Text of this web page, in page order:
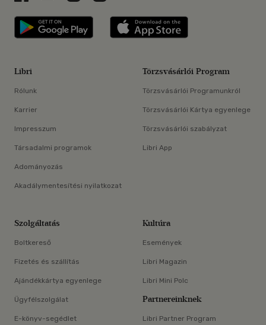
Libri applikáció Szerezd meg: Google
Libri
Rólunk
Karrier
Impresszum
Társadalmi programok
Adományozás
Akadálymentesítési nyilatkozat
Törzsvásárlói Program
Törzsvásárlói Programunkról
Törzsvásárlói Kártya egyenlege
Törzsvásárlói szabályzat
Libri App
Szolgáltatás
Boltkereső
Fizetés és szállítás
Ajándékkártya egyenlege
Ügyfélszolgálat
E-könyv-segédlet
Kultúra
Események
Libri Magazin
Libri Mini Polc
Partnereinknek
Libri Partner Program